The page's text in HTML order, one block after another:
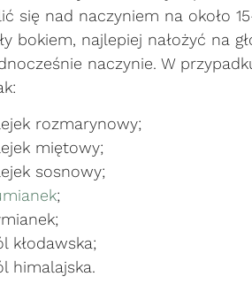
się nad naczyniem na około
bokiem, najlepiej nałożyć na
naczynie. W
rozmarynowy;
miętowy;
sosnowy;
;
kłodawska;
himalajska.